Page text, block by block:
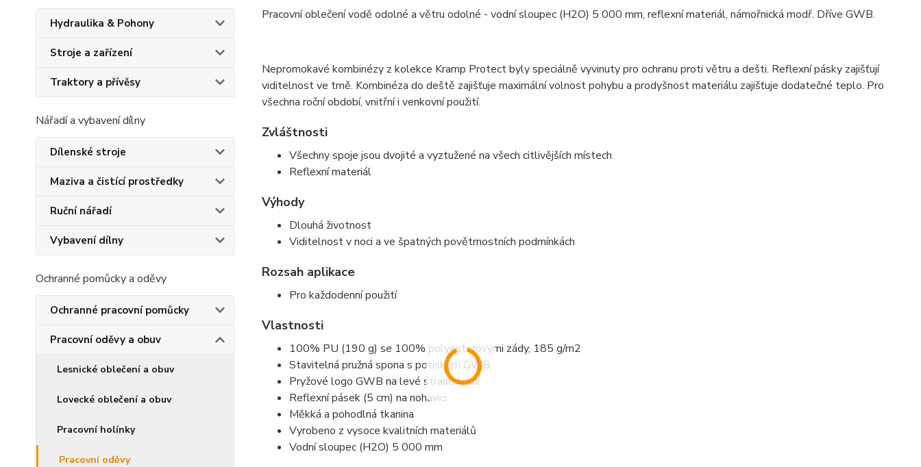
Hydraulika & Pohony
Stroje a zařízení
Traktory a přívěsy
Nářadí a vybavení dílny
Dílenské stroje
Maziva a čistící prostředky
Ruční nářadí
Vybavení dílny
Ochranné pomůcky a oděvy
Ochranné pracovní pomůcky
Pracovní oděvy a obuv
Lesnické oblečení a obuv
Lovecké oblečení a obuv
Pracovní holínky
Pracovní oděvy
Pracovní oblečení vodě odolné a větru odolné - vodní sloupec (H2O) 5 000 mm, reflexní materiál, námořnická modř. Dříve GWB.
Nepromokavé kombinézy z kolekce Kramp Protect byly speciálně vyvinuty pro ochranu proti větru a dešti. Reflexní pásky zajišťují
viditelnost ve tmě. Kombinéza do deště zajišťuje maximální volnost pohybu a prodyšnost materiálu zajišťuje dodatečné teplo. Pro
všechna roční období, vnitřní i venkovní použití.
Zvláštnosti
Všechny spoje jsou dvojité a vyztužené na všech citlivějších místech
Reflexní materiál
Výhody
Dlouhá životnost
Viditelnost v noci a ve špatných povětrnostních podmínkách
Rozsah aplikace
Pro každodenní použití
Vlastnosti
100% PU (190 g) se 100% polyesterovými zády, 185 g/m2
Stavitelná pružná spona s potiskem GWB
Pryžové logo GWB na levé straně hrudi
Reflexní pásek (5 cm) na nohavici
Měkká a pohodlná tkanina
Vyrobeno z vysoce kvalitních materiálů
Vodní sloupec (H2O) 5 000 mm